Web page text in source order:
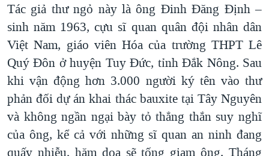
Tác giả thư ngỏ này là ông Đinh Đăng Định –
sinh năm 1963, cựu sĩ quan quân đội nhân dân
Việt Nam, giáo viên Hóa của trường THPT Lê
Quý Đôn ở huyện Tuy Đức, tỉnh Đắk Nông. Sau
khi vận động hơn 3.000 người ký tên vào thư
phản đối dự án khai thác bauxite tại Tây Nguyên
và không ngần ngại bày tỏ thẳng thắn suy nghĩ
của ông, kể cả với những sĩ quan an ninh đang
quấy nhiễu, hăm dọa sẽ tống giam ông. Tháng